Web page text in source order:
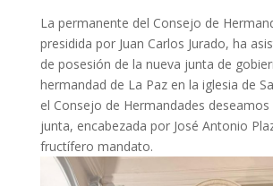
La permanente del Consejo de
presidida por Juan Carlos Jurado, ha
de posesión de la nueva junta de
hermandad de La Paz en la iglesia de
el Consejo de Hermandades deseamos
junta, encabezada por José Antonio
fructífero mandato.